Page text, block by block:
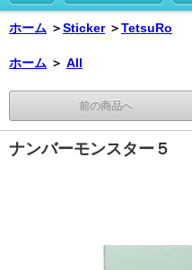
ホーム ＞Sticker ＞TetsuRo
ホーム ＞ All
前の商品へ
ナンバーモンスター５